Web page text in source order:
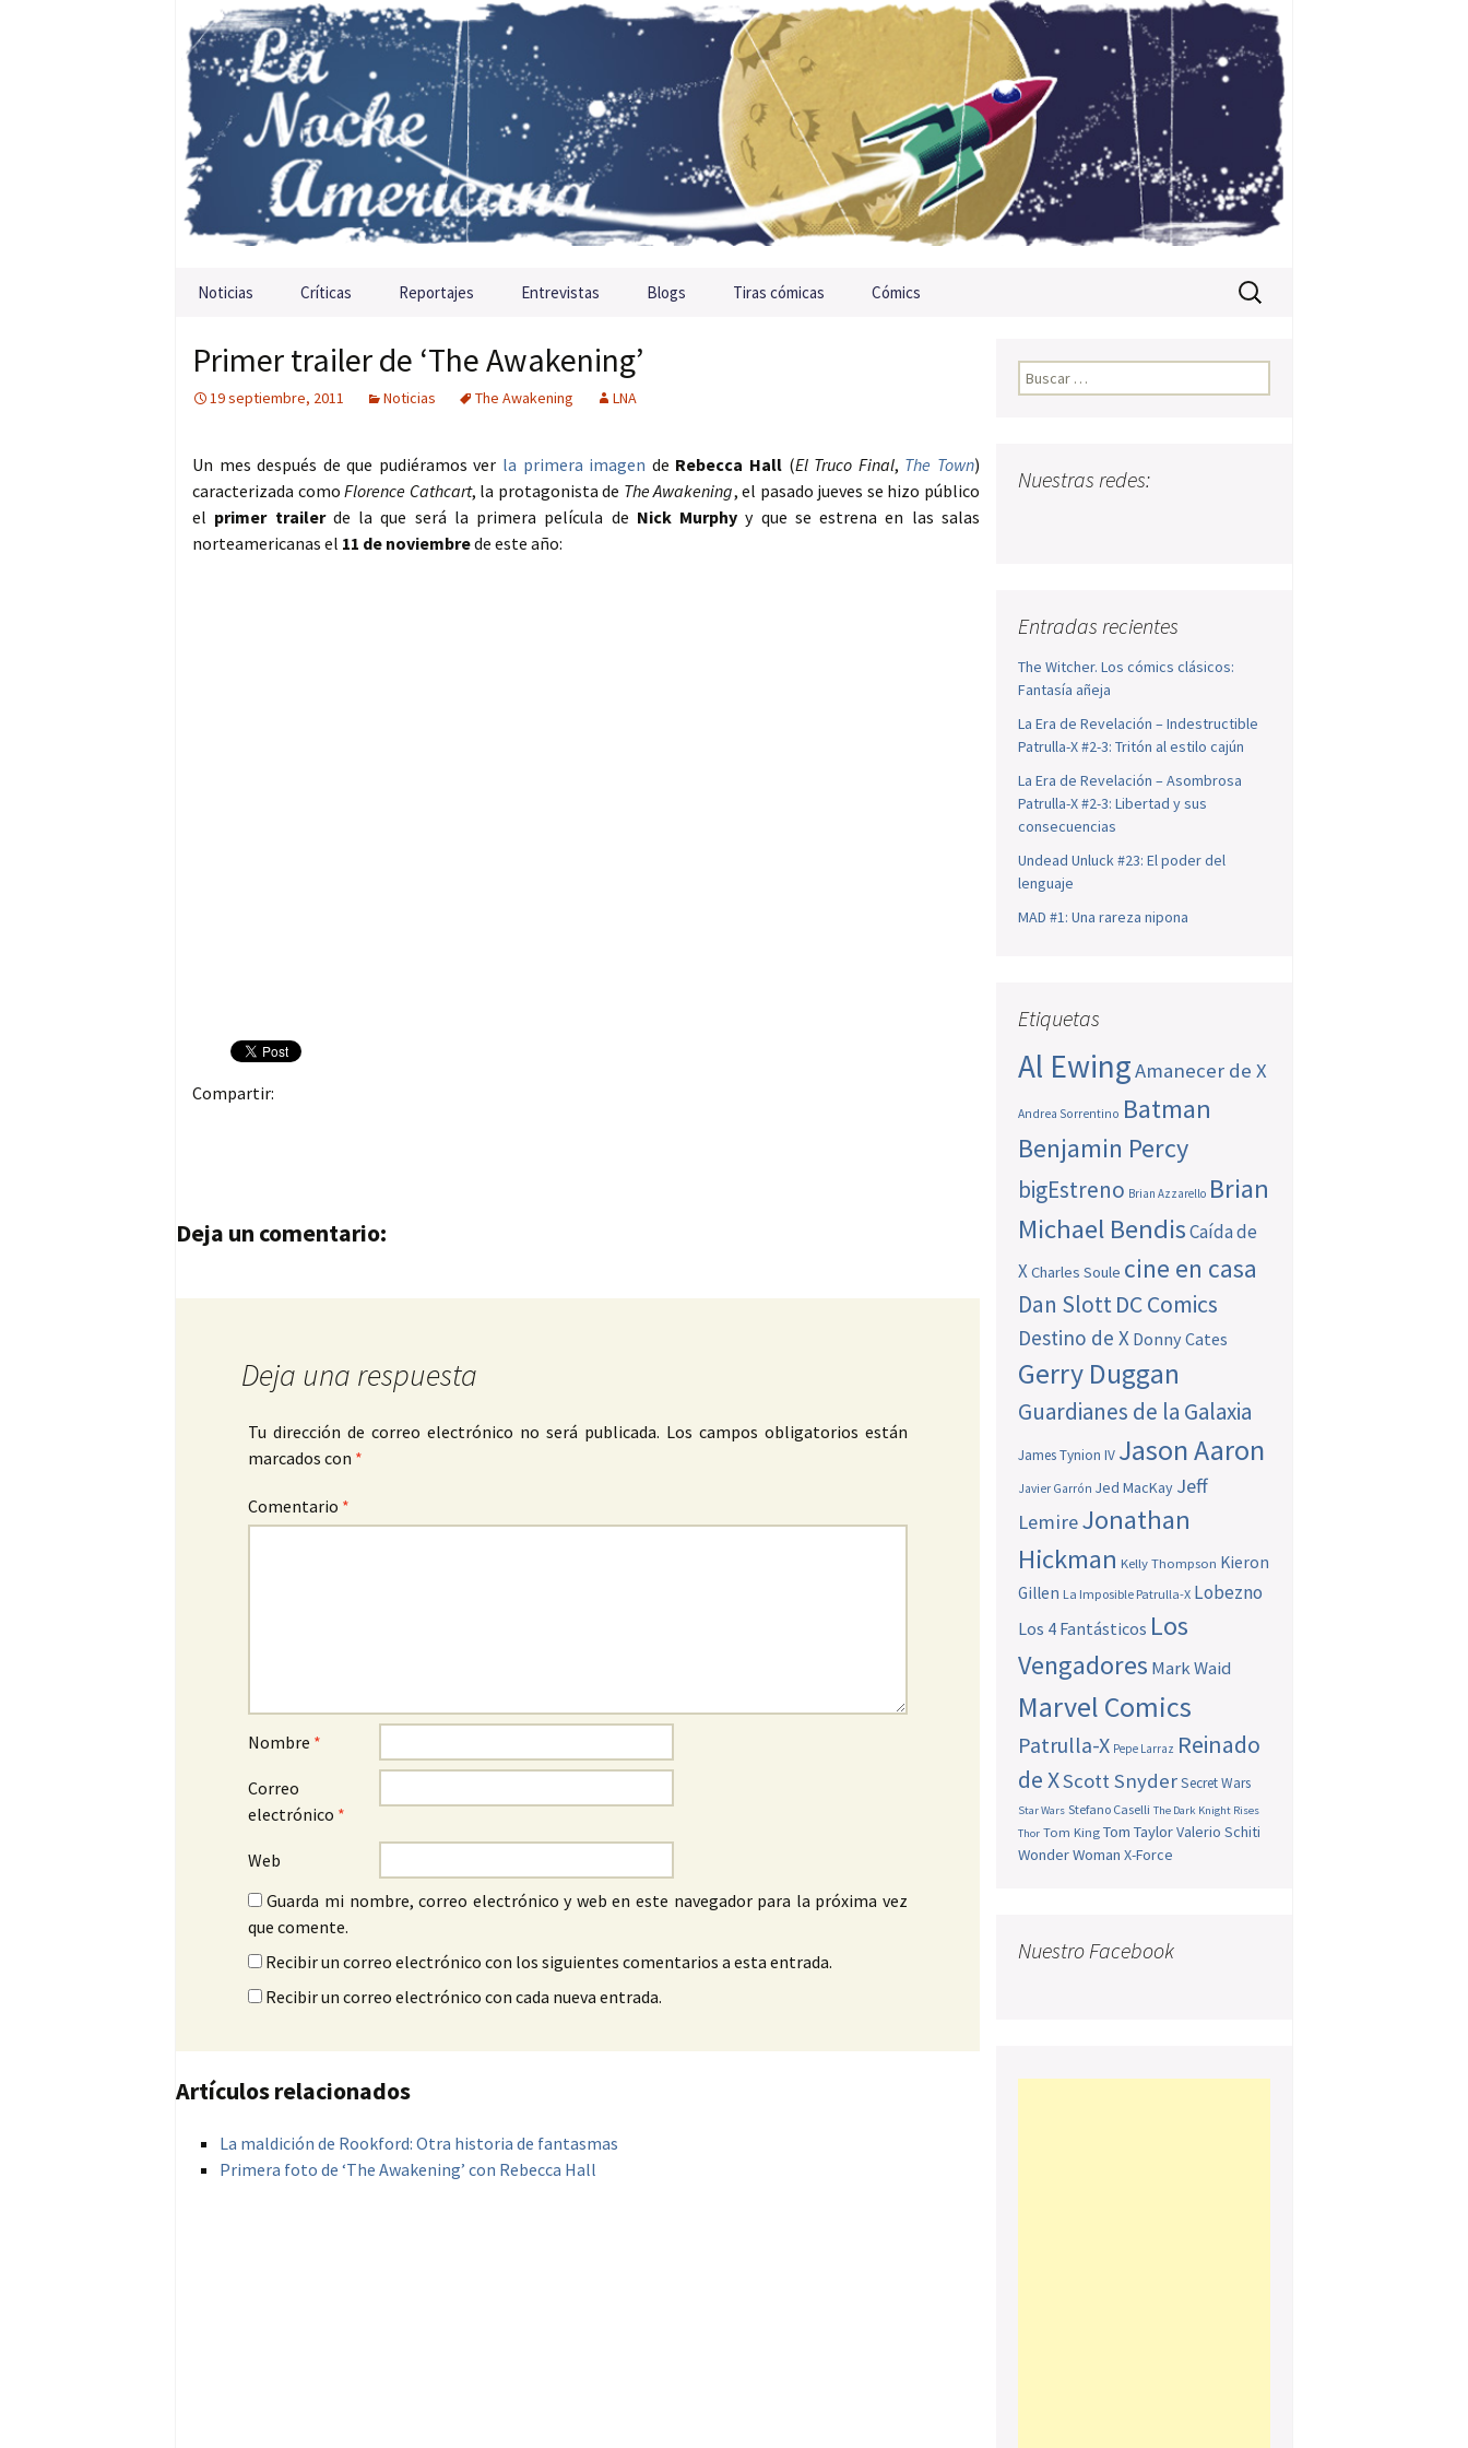
Saltar al contenido
Noticias Críticas Reportajes Entrevistas Blogs Tiras cómicas Cómics Buscar:
Primer trailer de ‘The Awakening’
19 septiembre, 2011 Noticias The Awakening LNA
Un mes después de que pudiéramos ver la primera imagen de Rebecca Hall(El Truco Final, The Town)
caracterizada comoFlorence Cathcart, la protagonista de The Awakening, el pasado jueves se hizo público
el primer trailerde la que será la primera película de Nick Murphy y que se estrena en las salas
norteamericanas el 11 de noviembrede este año:
Compartir:
Navegación de entradas
Deja un comentario:
Deja una respuesta
Tu dirección de correo electrónico no será publicada. Los campos obligatorios están
marcados con *
Comentario *
Nombre *
Correo
electrónico *
Web
Guarda mi nombre, correo electrónico y web en este navegador para la próxima vez
que comente.
Recibir un correo electrónico con los siguientes comentarios a esta entrada.
Recibir un correo electrónico con cada nueva entrada.
Artículos relacionados
La maldición de Rookford: Otra historia de fantasmas
Primera foto de ‘The Awakening’ con Rebecca Hall
Buscar:
Nuestras redes:
Entradas recientes
The Witcher. Los cómics clásicos:
Fantasía añeja
La Era de Revelación – Indestructible
Patrulla-X #2-3: Tritón al estilo cajún
La Era de Revelación – Asombrosa
Patrulla-X #2-3: Libertad y sus
consecuencias
Undead Unluck #23: El poder del
lenguaje
MAD #1: Una rareza nipona
Etiquetas
Al EwingAmanecer de X
Andrea Sorrentino Batman
Benjamin Percy
bigEstreno Brian Azzarello Brian
Michael BendisCaída de
XCharles Soule cine en casa
Dan SlottDC Comics
Destino de X Donny Cates
Gerry Duggan
Guardianes de la Galaxia
James Tynion IV Jason Aaron
Javier Garrón Jed MacKay Jeff
LemireJonathan
Hickman Kelly Thompson Kieron
Gillen La Imposible Patrulla-X Lobezno
Los 4 Fantásticos Los
Vengadores Mark Waid
Marvel Comics
Patrulla-X Pepe Larraz Reinado
de XScott SnyderSecret Wars
Star Wars Stefano Caselli The Dark Knight Rises
Thor Tom King Tom TaylorValerio Schiti
Wonder Woman X-Force
Nuestro Facebook